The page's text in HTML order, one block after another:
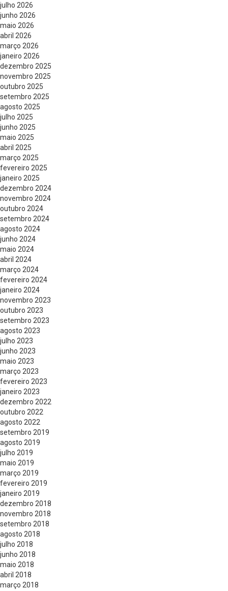
julho 2026
junho 2026
maio 2026
abril 2026
março 2026
janeiro 2026
dezembro 2025
novembro 2025
outubro 2025
setembro 2025
agosto 2025
julho 2025
junho 2025
maio 2025
abril 2025
março 2025
fevereiro 2025
janeiro 2025
dezembro 2024
novembro 2024
outubro 2024
setembro 2024
agosto 2024
junho 2024
maio 2024
abril 2024
março 2024
fevereiro 2024
janeiro 2024
novembro 2023
outubro 2023
setembro 2023
agosto 2023
julho 2023
junho 2023
maio 2023
março 2023
fevereiro 2023
janeiro 2023
dezembro 2022
outubro 2022
agosto 2022
setembro 2019
agosto 2019
julho 2019
maio 2019
março 2019
fevereiro 2019
janeiro 2019
dezembro 2018
novembro 2018
setembro 2018
agosto 2018
julho 2018
junho 2018
maio 2018
abril 2018
março 2018